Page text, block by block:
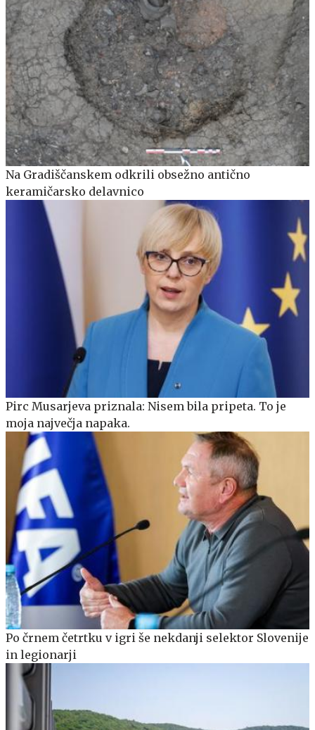
Na Gradiščanskem odkrili obsežno antično
keramičarsko delavnico
Pirc Musarjeva priznala: Nisem bila pripeta. To je
moja največja napaka.
Po črnem četrtku v igri še nekdanji selektor Slovenije
in legionarji